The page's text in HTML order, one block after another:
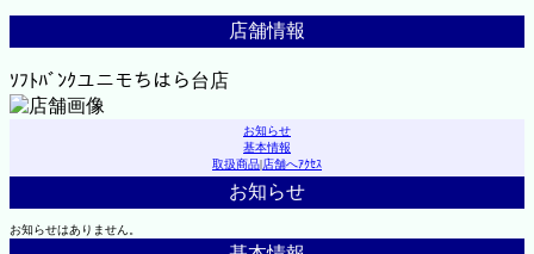
店舗情報
ｿﾌﾄﾊﾞﾝｸユニモちはら台店
お知らせ
基本情報
取扱商品|店舗へｱｸｾｽ
お知らせ
お知らせはありません。